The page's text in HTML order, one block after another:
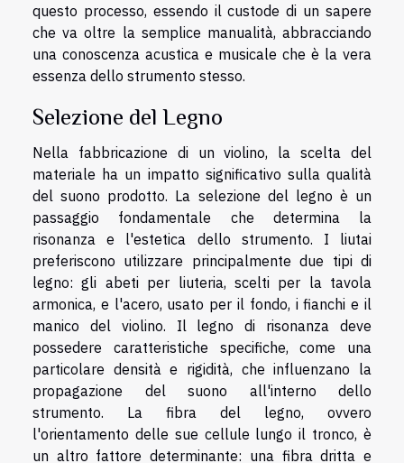
questo processo, essendo il custode di un sapere
che va oltre la semplice manualità, abbracciando
una conoscenza acustica e musicale che è la vera
essenza dello strumento stesso.
Selezione del Legno
Nella fabbricazione di un violino, la scelta del
materiale ha un impatto significativo sulla qualità
del suono prodotto. La selezione del legno è un
passaggio fondamentale che determina la
risonanza e l'estetica dello strumento. I liutai
preferiscono utilizzare principalmente due tipi di
legno: gli abeti per liuteria, scelti per la tavola
armonica, e l'acero, usato per il fondo, i fianchi e il
manico del violino. Il legno di risonanza deve
possedere caratteristiche specifiche, come una
particolare densità e rigidità, che influenzano la
propagazione del suono all'interno dello
strumento. La fibra del legno, ovvero
l'orientamento delle sue cellule lungo il tronco, è
un altro fattore determinante: una fibra dritta e